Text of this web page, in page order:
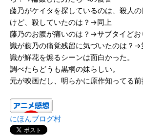
藤乃がケイタを探しているのは、殺人
けど、殺していたのは？→同上
藤乃のお腹が痛いのは？→サブタイどお
識が藤乃の痛覚残留に気づいたのは？→
識が鮮花を煽るシーンは面白かった。
調べたらどうも黒桐の妹らしい。
元が映画だし、明らかに原作知ってる前
にほんブログ村